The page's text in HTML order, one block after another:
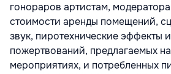
гонораров артистам,
стоимости аренды помещений,
звук, пиротехнические эффекты
пожертвований, предлагаемых
мероприятиях, и потребленных